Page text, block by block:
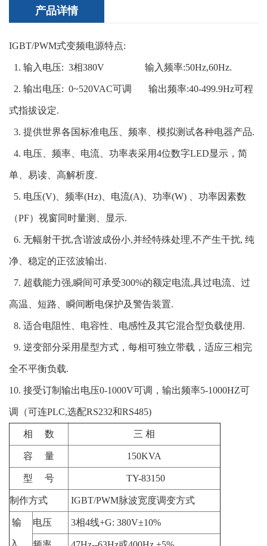
产品详情
IGBT/PWM式变频电源特点:
1. 输入电压: 3相380V 输入频率:50Hz,60Hz.
2. 输出电压: 0~520VAC可调 输出频率:40-499.9Hz可程
式指拔设定.
3. 提供世界各国标准电压、频率、模拟测试各种电器产品.
4. 电压、频率、电流、功率表采用4位数字LED显示，简
单、易读、高解析度.
5. 电压(V) 、频率(Hz) 、电流(A) 、功率(W) 、功率因素数
（PF）视窗同时量测、显示.
6. 无幅射干扰,含谐波成份小,并经特殊处理,不产生干扰, 纯
净、稳定的正弦波输出.
7. 超载能力强,瞬间可承受300%的额定电流,具过电流、过
高温、短路、瞬间断电保护及警告装置.
8. 适合电阻性、电容性、电感性及其它混合型负载使用 .
9. 逆变部分采用星型方式，每相可独立带载，适应三相完
全不平衡负载.
10. 接受订制输出电压0-1000V可调，输出频率5-1000HZ可
调 （可连PLC,选配RS232和RS485)
相 数 三 相
容 量 150KVA
型 号 TY-83150
制作方式 IGBT/PWM脉波宽度调变方式
输 电压 3相4线+G: 380V±10%